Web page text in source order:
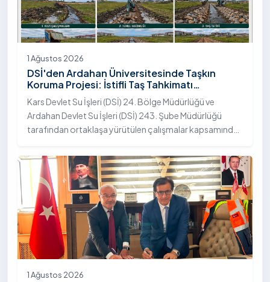
1 Ağustos 2026
DSİ'den Ardahan Üniversitesinde Taşkın
Koruma Projesi: İstifli Taş Tahkimatı
Çalışmaları Tamamlandı
Kars Devlet Su İşleri (DSİ) 24. Bölge Müdürlüğü ve
Ardahan Devlet Su İşleri (DSİ) 243. Şube Müdürlüğü
tarafından ortaklaşa yürütülen çalışmalar kapsamında,
"İstifli Taş Tahkimatı" projesi titizlikle tamamlandı.
1 Ağustos 2026